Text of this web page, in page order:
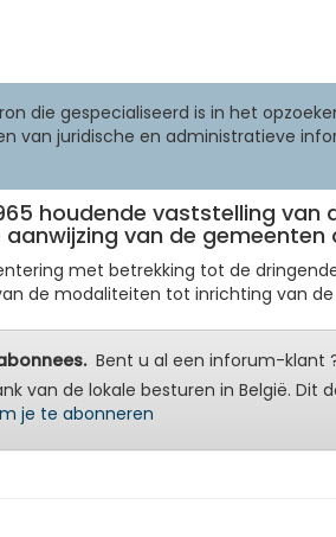
die gespecialiseerd is in het
van juridische en administratieve
houdende vaststelling
aanwijzing van de
met betrekking tot de
de modaliteiten tot inrichting van de
Bent u al een inforum-klant
van de lokale besturen in België.
je te abonneren